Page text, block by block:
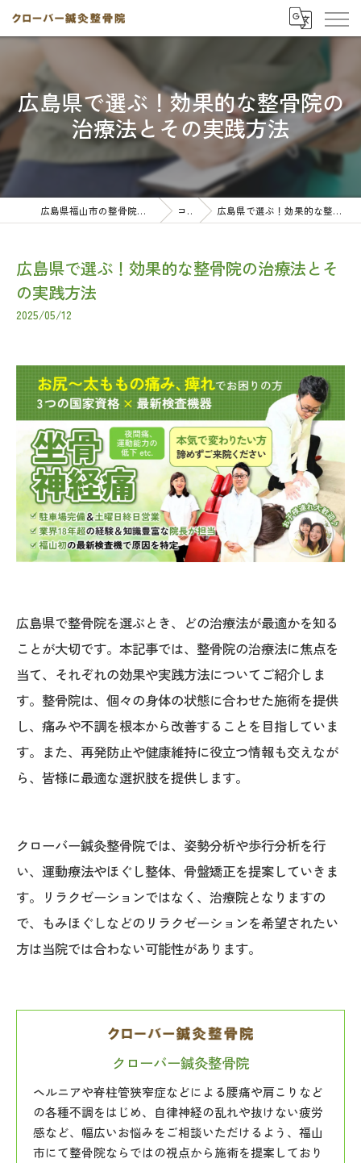
広島県で選ぶ！効果的な整骨院の
治療法とその実践方法
広島県福山市の整骨院ならクローバー鍼灸整骨院 コラム 広島県で選ぶ！効果的な整骨院の治療法とその実践方法
広島県で選ぶ！効果的な整骨院の治療法とそ
の実践方法
2025/05/12
広島県で整骨院を選ぶとき、どの治療法が最適かを知る
ことが大切です。本記事では、整骨院の治療法に焦点を
当て、それぞれの効果や実践方法についてご紹介しま
す。整骨院は、個々の身体の状態に合わせた施術を提供
し、痛みや不調を根本から改善することを目指していま
す。また、再発防止や健康維持に役立つ情報も交えなが
ら、皆様に最適な選択肢を提供します。
クローバー鍼灸整骨院では、姿勢分析や歩行分析を行
い、運動療法やほぐし整体、骨盤矯正を提案していきま
す。リラクゼーションではなく、治療院となりますの
で、もみほぐしなどのリラクゼーションを希望されたい
方は当院では合わない可能性があります。
クローバー鍼灸整骨院
ヘルニアや脊柱管狭窄症などによる腰痛や肩こりなど
の各種不調をはじめ、自律神経の乱れや抜けない疲労
感など、幅広いお悩みをご相談いただけるよう、福山
市にて整骨院ならではの視点から施術を提案しており